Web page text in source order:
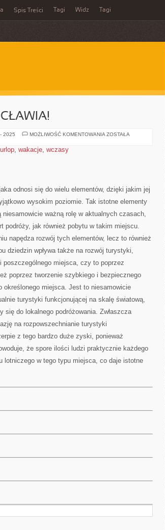
Spis Treści Tagi Widz Tagi
2025 MOŻLIWOŚĆ KOMENTOWANIA ODKRYJ
ZOSTAŁA
urlop, wakacje, wczasy
odnosi się do wielu elementów, dzięki jakim jej
wysokim poziomie. Tak istotne elementy
ważną rolę w aktualnych czasach,
podróży, jak również pobytu w takim miejscu.
napędza rozwój tych elementów, lecz to również
dziedzin wpływa także na rozwój turystyki,
miejsca, czy to poprzez
poprzez tworzenie szybkiego i bezpiecznego
miejsca. Jest to niesamowicie
turystyki funkcjonującej na skalę światową,
się do lokalnego podróżowania. Zwłaszcza
na rozpowszechnianie turystyki
z tego bardzo duże zyski, ponieważ
że spore ilości ludzi praktycznie każdego
lotniczego w tego typu miejsca, co daje istotne